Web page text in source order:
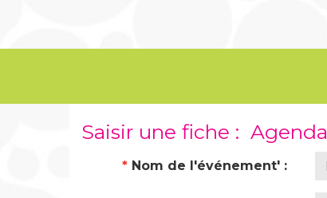
Saisir une fiche : Agenda
* Nom de l'événement' :